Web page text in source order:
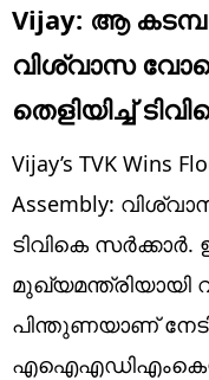
Business
Education
Lifestyle
world
Technology
Religion
Vijay: ആ
വിശ്വാസ
തെളിയിച്ച്
Vijay’s TVK Wins
Assembly:
ടിവികെ സർക്കാർ.
മുഖ്യമന്ത്രിയായി
പിന്തുണയാണ്